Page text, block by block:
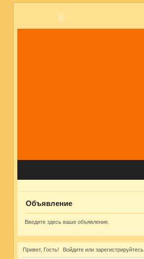
Объявление
Введите здесь ваше объявление.
Привет, Гость! Войдите илизарегистрируйтесь